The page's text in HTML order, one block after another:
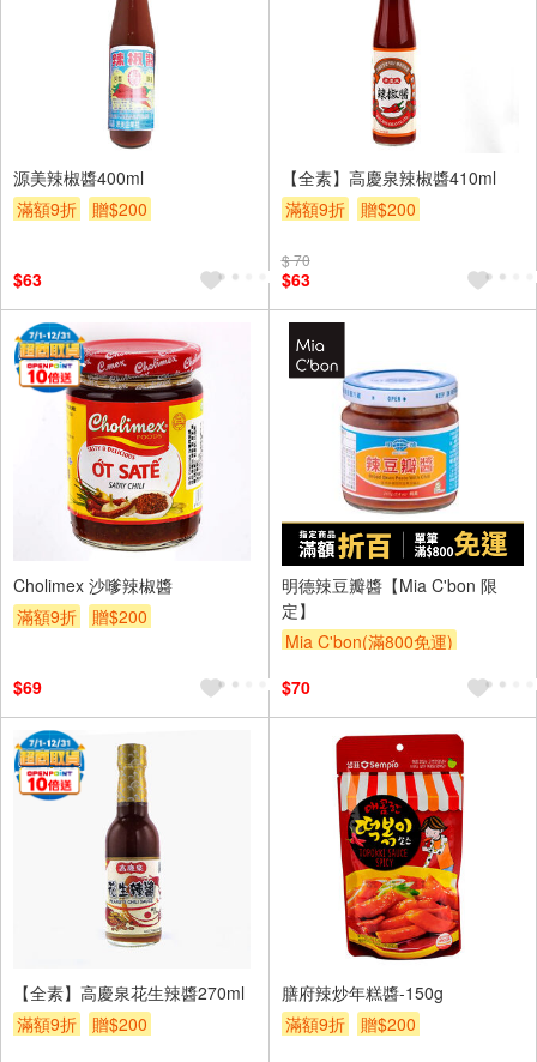
源美辣椒醬400ml
滿額9折
贈$200
$63
【全素】高慶泉辣椒醬410ml
滿額9折
贈$200
$ 70
$63
Cholimex 沙嗲辣椒醬
滿額9折
贈$200
$69
明德辣豆瓣醬【Mia C'bon 限
定】
Mia C'bon(滿800免運)
$70
【全素】高慶泉花生辣醬270ml
滿額9折
贈$200
膳府辣炒年糕醬-150g
滿額9折
贈$200